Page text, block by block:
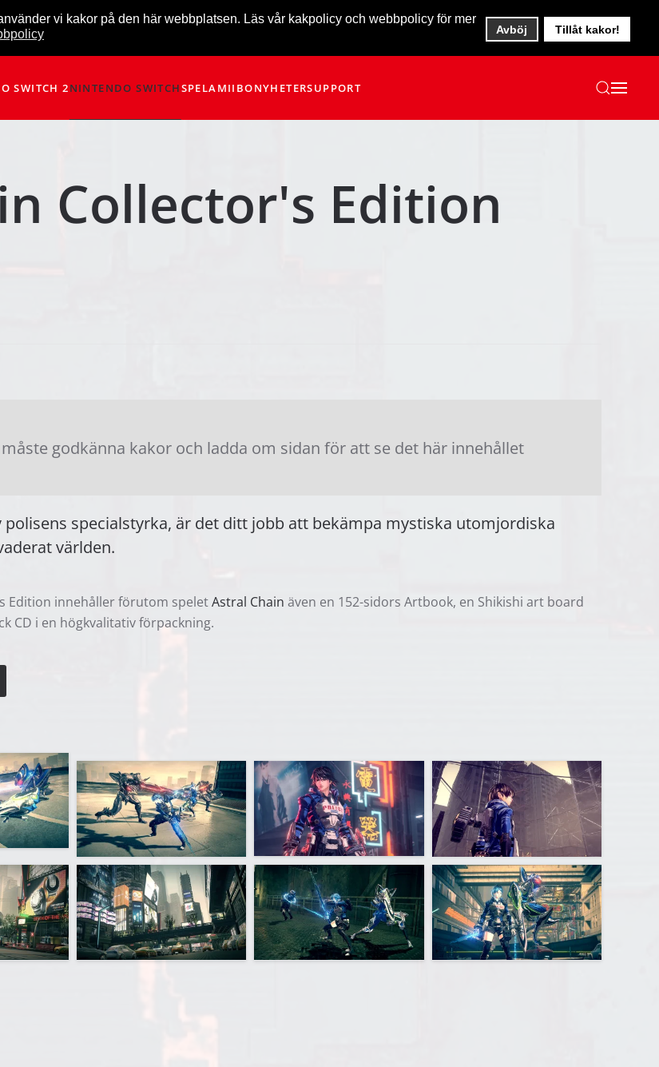
vi kakor på den här webbplatsen. Läs vår kakpolicy och webbpolicy för mer
Avböj Tillåt kakor!
SWITCH 2NINTENDO SWITCHSPELAMIIBONYHETERSUPPORT
Collector's Edition
godkänna kakor och ladda om sidan för att se det här innehållet
polisens specialstyrka, är det ditt jobb att bekämpa mystiska utomjordiska
världen.
Edition innehåller förutom speletAstral Chain även en 152-sidors Artbook, en Shikishi art board
CD i en högkvalitativ förpackning.